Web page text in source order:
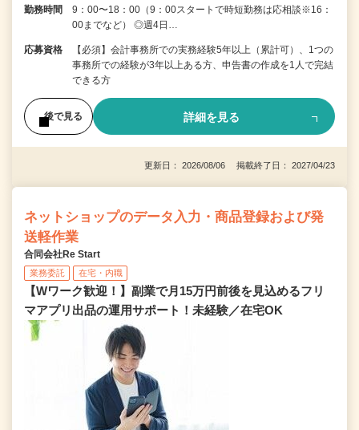
勤務時間
9：00〜18：00（9：00スタートで時短勤務は応相談※16：
00までなど） ◎週4日…
応募資格
【必須】会計事務所での実務経験5年以上（累計可）、1つの
事務所での経験が3年以上ある方、申告書の作成を1人で完結
できる方
後で見る 詳細を見る
更新日： 2026/08/06 掲載終了日： 2027/04/23
ネットショップのデータ入力・商品登録および発
送軽作業
合同会社Re Start
業務委託 在宅・内職
【Wワーク歓迎！】副業で月15万円前後を見込めるフリ
マアプリ出品の運用サポート！未経験／在宅OK